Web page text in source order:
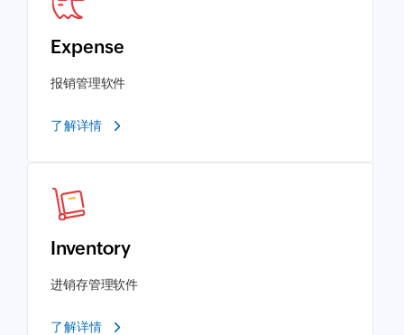
Expense
报销管理软件
了解详情
Inventory
进销存管理软件
了解详情